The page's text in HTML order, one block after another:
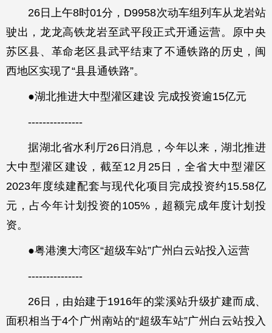
26日上午8时01分，D9958次动车组列车从龙岩站
驶出，龙龙高铁龙岩至武平段正式开通运营。原中央
苏区县、革命老区县武平结束了不通铁路的历史，闽
西地区实现了“县县通铁路”。
●湖北推进大中型灌区建设 完成投资逾15亿元
---------------
据湖北省水利厅26日消息，今年以来，湖北推进
大中型灌区建设，截至12月25日，全省大中型灌区
2023年度续建配套与现代化项目完成投资约15.58亿
元，占今年计划投资的105%，超额完成年度计划投
资。
●粤港澳大湾区“超级车站”广州白云站投入运营
---------------
26日，由始建于1916年的棠溪站升级扩建而成、
面积相当于4个广州南站的“超级车站”广州白云站投入